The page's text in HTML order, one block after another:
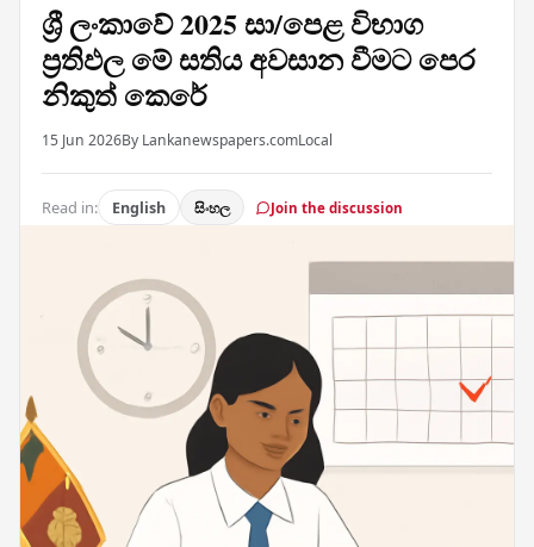
ශ්‍රී ලංකාවේ 2025 සා/පෙළ විභාග
ප්‍රතිඵල මේ සතිය අවසාන වීමට පෙර
නිකුත් කෙරේ
15 Jun 2026By Lankanewspapers.comLocal
Read in: English සිංහල Join the discussion